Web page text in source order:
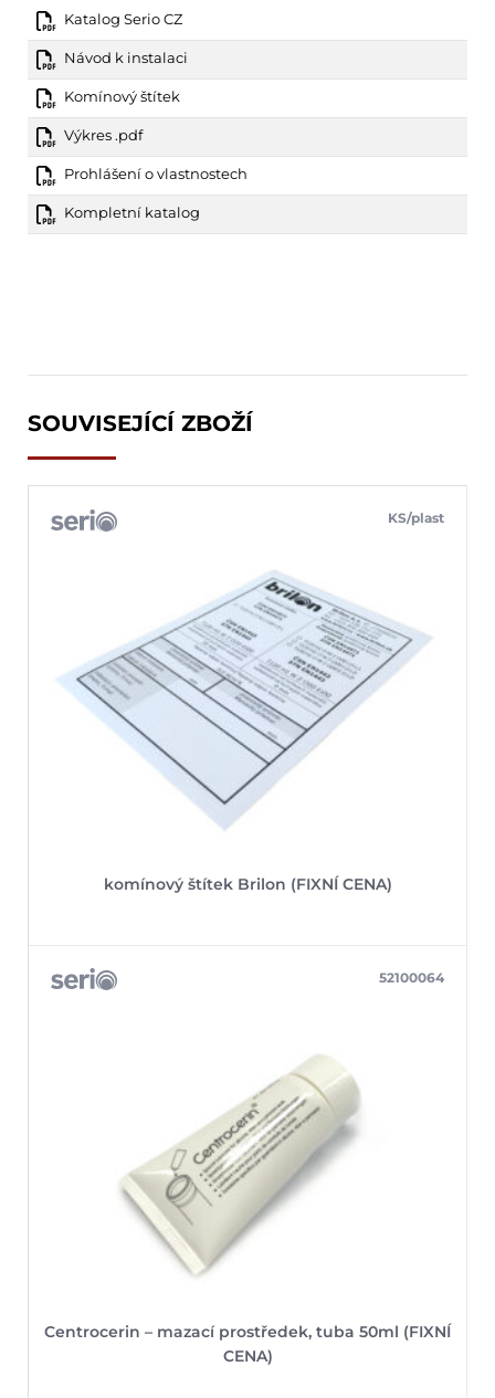
Katalog Serio CZ
Návod k instalaci
Komínový štítek
Výkres .pdf
Prohlášení o vlastnostech
Kompletní katalog
SOUVISEJÍCÍ ZBOŽÍ
komínový štítek Brilon (FIXNÍ CENA)
KS/plast
Centrocerin – mazací prostředek, tuba 50ml (FIXNÍ
CENA)
52100064